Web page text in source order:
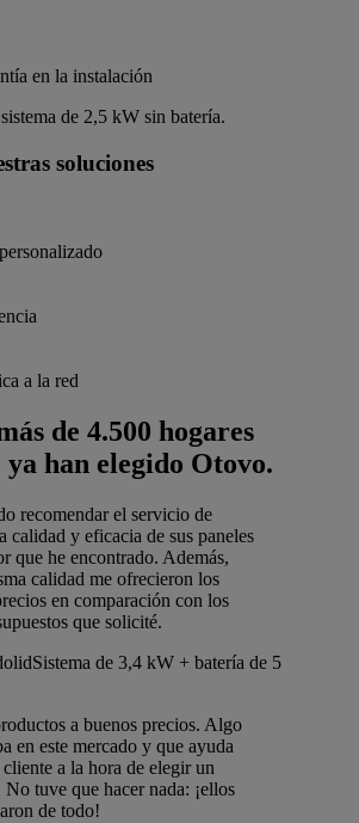
en la instalación
de 2,5 kW sin batería.
soluciones
a la red
de 4.500 hogares
ya han elegido Otovo.
recomendar el servicio de
calidad y eficacia de sus paneles
que he encontrado. Además,
calidad me ofrecieron los
en comparación con los
que solicité.
Sistema de 3,4 kW + batería de 5
a buenos precios. Algo
en este mercado y que ayuda
a la hora de elegir un
tuve que hacer nada: ¡ellos
de todo!